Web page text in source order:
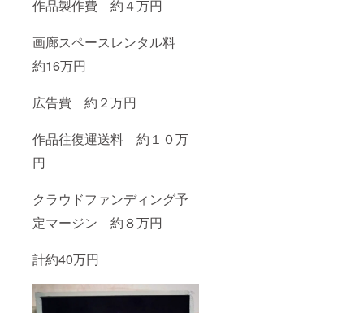
作品製作費 約４万円
画廊スペースレンタル料
約16万円
広告費 約２万円
作品往復運送料 約１０万
円
クラウドファンディング予
定マージン 約８万円
計約40万円